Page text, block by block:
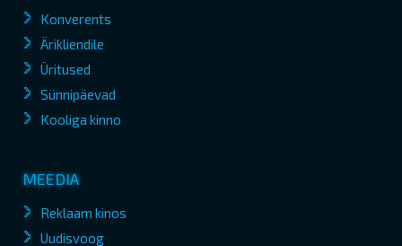
Konverents
Ärikliendile
Üritused
Sünnipäevad
Kooliga kinno
MEEDIA
Reklaam kinos
Uudisvoog